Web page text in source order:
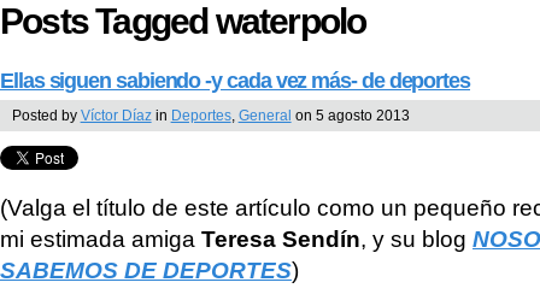
Posts Tagged waterpolo
Ellas siguen sabiendo -y cada vez más- de deportes
Posted by Víctor Díazin Deportes, General on 5 agosto 2013
(Valga el título de este artículo como un pequeño
mi estimada amiga Teresa Sendín, y su blog
SABEMOS DE DEPORTES)